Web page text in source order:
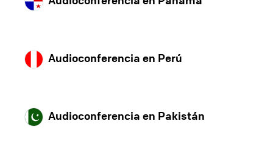
Audioconferencia en Perú
Audioconferencia en Pakistán